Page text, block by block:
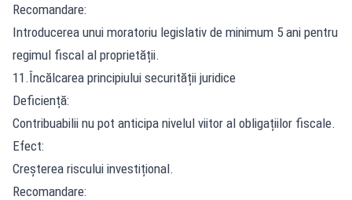
Recomandare:
Introducerea unui moratoriu legislativ de minimum 5 ani pentru
regimul fiscal al proprietății.
11.Încălcarea principiului securității juridice
Deficiență:
Contribuabilii nu pot anticipa nivelul viitor al obligațiilor fiscale.
Efect:
Creșterea riscului investițional.
Recomandare: